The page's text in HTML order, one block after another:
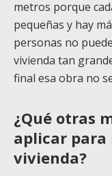
metros porque
pequeñas y hay
personas no
vivienda tan
final esa obra no
¿Qué otras
aplicar para
vivienda?